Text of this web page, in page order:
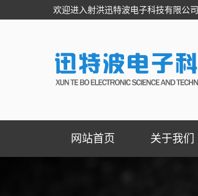
欢迎进入射洪迅特波电子科技有限公司
网站首页 关于我们